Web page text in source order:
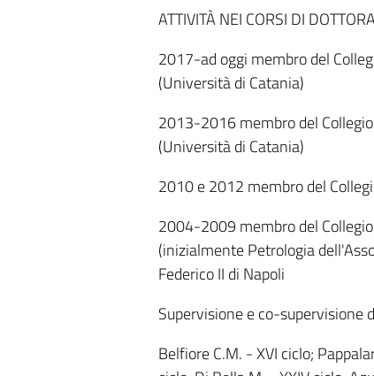
ATTIVITÀ NEI CORSI DI
2017-ad oggi membro del
(Università di Catania)
2013-2016 membro del
(Università di Catania)
2010 e 2012 membro del
2004-2009 membro del
(inizialmente Petrologia
Federico II di Napoli
Supervisione e co-supervisione
Belfiore C.M. - XVI ciclo;